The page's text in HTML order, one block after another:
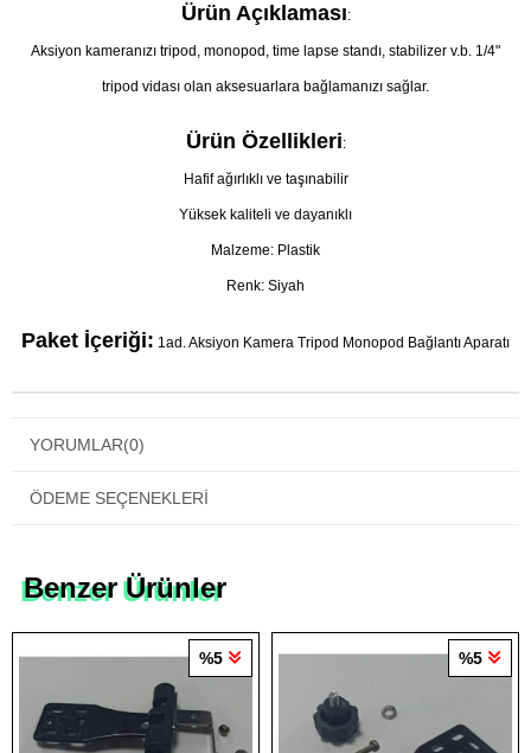
Ürün Açıklaması:
Aksiyon kameranızı tripod, monopod, time lapse standı, stabilizer v.b. 1/4"
tripod vidası olan aksesuarlara bağlamanızı sağlar.
Ürün Özellikleri:
Hafif ağırlıklı ve taşınabilir
Yüksek kaliteli ve dayanıklı
Malzeme: Plastik
Renk: Siyah
Paket İçeriği: 1ad. Aksiyon Kamera Tripod Monopod Bağlantı Aparatı
YORUMLAR(0)
ÖDEME SEÇENEKLERI
Benzer Ürünler
%5 %5